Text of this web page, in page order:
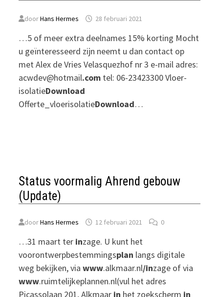
doorHans Hermes 28 februari 2021
…5 of meer extra deelnames 15% korting Mocht
u geïnteresseerd zijn neemt u dan contact op
met Alex de Vries Velasquezhof nr 3 e-mail adres:
acwdev@hotmail.com tel: 06-23423300 Vloer-
isolatieDownload
Offerte_vloerisolatieDownload…
Status voormalig Ahrend gebouw
(Update)
doorHans Hermes 12 februari 2021 0
…31 maart ter inzage. U kunt het
voorontwerpbestemmingsplan langs digitale
weg bekijken, viawww.alkmaar.nl/inzage of via
www.ruimtelijkeplannen.nl(vul het adres
Picassolaan 201, Alkmaar in het zoekscherm in